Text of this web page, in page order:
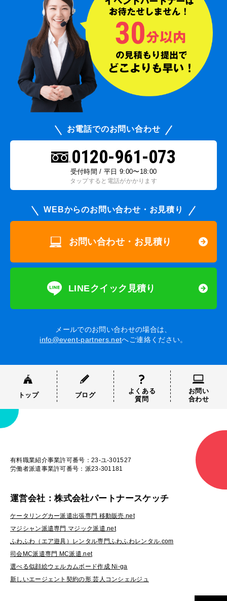
お電話でのお問い合わせ
0120-961-073
受付時間 / 平日 9:00〜18:00
タップすると電話がかかります
WEBからのお問い合わせ・お見積り
お問い合わせ・お見積り
LINEクイック見積り
メールでのお問い合わせの場合は、
info@event-partners.netへご連絡ください。
トップ ブログ
よくある
質問
お問い
合わせ
有料職業紹介事業許可番号：23-ユ-301527
労働者派遣事業許可番号：派23-301181
運営会社：株式会社パートナースケッチ
ケータリングカー派遣出張専門 移動販売.net
マジシャン派遣専門 マジック派遣.net
ふわふわ（エア遊具）レンタル専門ふわふわレンタル.com
司会MC派遣専門 MC派遣.net
選べる似顔絵ウェルカムボード作成 Ni-ga
新しいエージェント契約の形 芸人コンシェルジュ